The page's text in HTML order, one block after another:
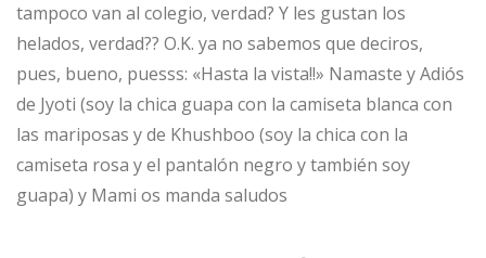
tampoco van al colegio, verdad? Y les gustan los
helados, verdad?? O.K. ya no sabemos que deciros,
pues, bueno, puesss: «Hasta la vista!!» Namaste y Adiós
de Jyoti (soy la chica guapa con la camiseta blanca con
las mariposas y de Khushboo (soy la chica con la
camiseta rosa y el pantalón negro y también soy
guapa) y Mami os manda saludos